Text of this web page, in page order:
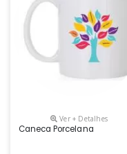
Ver + Detalhes
Caneca Porcelana